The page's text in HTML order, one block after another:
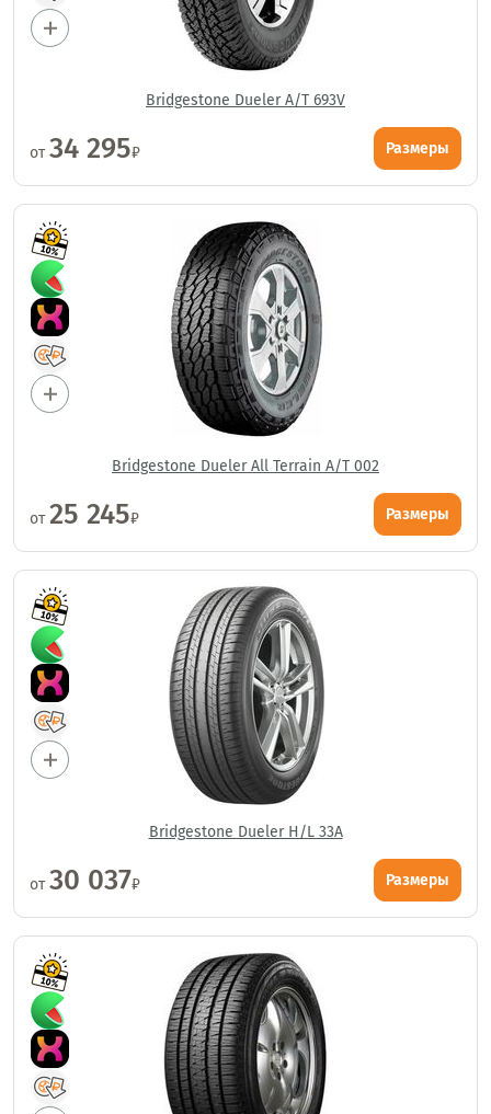
Bridgestone Dueler A/T 693V
от34 295₽ Размеры
Bridgestone Dueler All Terrain A/T 002
от25 245₽ Размеры
Bridgestone Dueler H/L 33A
от30 037₽ Размеры